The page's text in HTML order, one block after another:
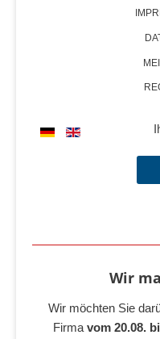
Wir
Wir möchten Sie
Firma vom 20.08.